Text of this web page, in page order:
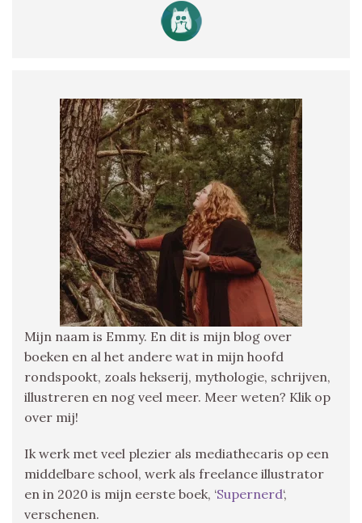
Mijn naam is Emmy. En dit is mijn blog over
boeken en al het andere wat in mijn hoofd
rondspookt, zoals hekserij, mythologie, schrijven,
illustreren en nog veel meer. Meer weten? Klik op
over mij!
Ik werk met veel plezier als mediathecaris op een
middelbare school, werk als freelance illustrator
en in 2020 is mijn eerste boek, ‘Supernerd‘,
verschenen.